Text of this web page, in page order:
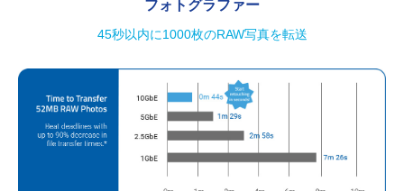
フォトグラファー
45秒以内に1000枚のRAW写真を転送